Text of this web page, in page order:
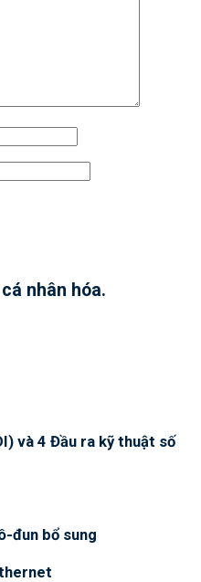
nhân hóa.
và 4 Đầu ra kỹ thuật số
đun bổ sung